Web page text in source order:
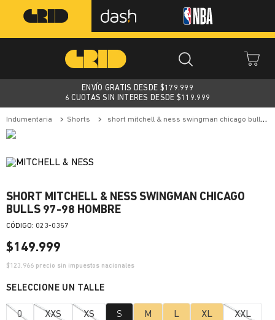
ENVÍO GRATIS DESDE $179.999
6 CUOTAS SIN INTERES DESDE $119.999
indumentaria shorts short mitchell & ness swingman chicago bulls 97-98 hombre
SHORT MITCHELL & NESS SWINGMAN CHICAGO
BULLS 97-98 HOMBRE
: 023-0357
$149.999
$123.966 precio sin impuestos nacionales
0 XXS XS S M L XL XXL